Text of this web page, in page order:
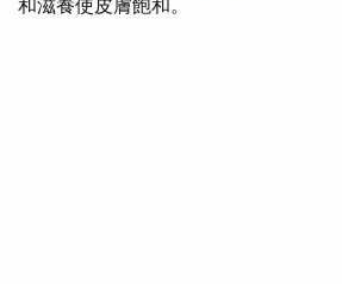
和滋養使皮膚飽和。